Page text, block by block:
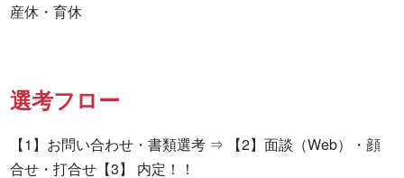
産休・育休
選考フロー
【1】お問い合わせ・書類選考 ⇒ 【2】面談（Web）・顔
合せ・打合せ【3】 内定！！